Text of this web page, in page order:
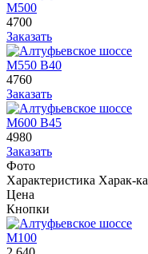
М500
4700
Заказать
М550 В40
4760
Заказать
М600 В45
4980
Заказать
Фото
Характеристика Харак-ка
Цена
Кнопки
М100